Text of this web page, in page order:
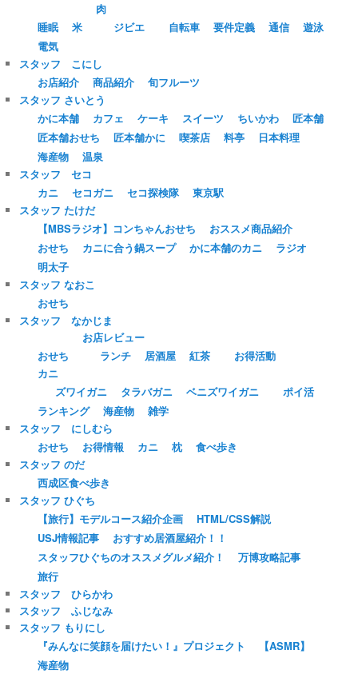
睡眠 米
肉
ジビエ
自転車 要件定義 通信
遊泳
電気
スタッフ こにし
お店紹介
商品紹介
旬フルーツ
スタッフ さいとう
かに本舗
カフェ ケーキ スイーツ ちいかわ
匠本舗
匠本舗おせち
匠本舗かに 喫茶店 料亭
日本料理
海産物
温泉
スタッフ セコ
カニ
セコガニ セコ探検隊
東京駅
スタッフ たけだ
【MBSラジオ】コンちゃんおせち
おススメ商品紹介
おせち
カニに合う鍋スープ かに本舗のカニ
ラジオ
明太子
スタッフ なおこ
おせち
スタッフ なかじま
おせち
お店レビュー
ランチ
居酒屋 紅茶
お得活動
カニ
ズワイガニ
タラバガニ ベニズワイガニ
ポイ活
ランキング
海産物
雑学
スタッフ にしむら
おせち
お得情報 カニ 枕
食べ歩き
スタッフ のだ
西成区食べ歩き
スタッフ ひぐち
【旅行】モデルコース紹介企画
HTML/CSS解説
USJ情報記事
おすすめ居酒屋紹介！！
スタッフひぐちのオススメグルメ紹介！
万博攻略記事
旅行
スタッフ ひらかわ
スタッフ ふじなみ
スタッフ もりにし
『みんなに笑顔を届けたい！』プロジェクト
【ASMR】
海産物